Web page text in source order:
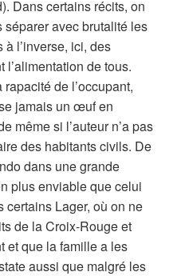
Dans certains récits, on
avec brutalité les
l’inverse, ici, des
de tous.
de l’occupant,
jamais un œuf en
même si l’auteur n’a pas
des habitants civils. De
dans une grande
plus enviable que celui
certains Lager, où on ne
de la Croix-Rouge et
et que la famille a les
aussi que malgré les